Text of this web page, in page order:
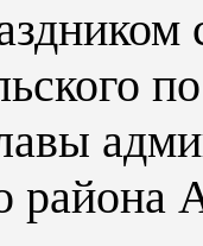
района